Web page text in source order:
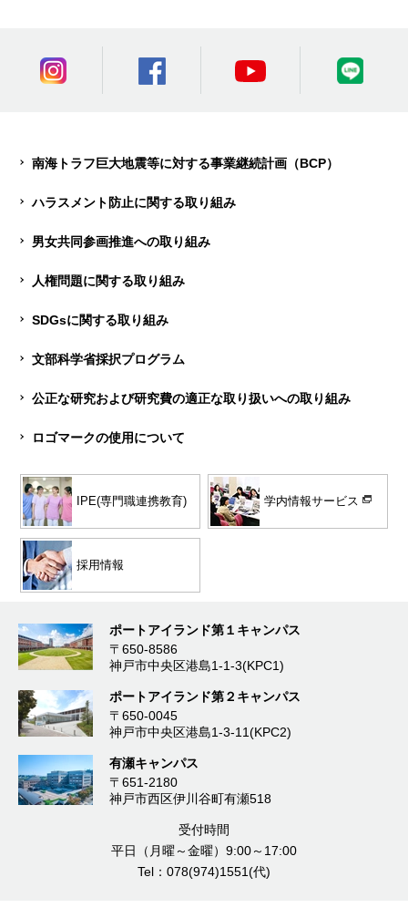
南海トラフ巨大地震等に対する事業継続計画（BCP）
ハラスメント防止に関する取り組み
男女共同参画推進への取り組み
人権問題に関する取り組み
SDGsに関する取り組み
文部科学省採択プログラム
公正な研究および研究費の適正な取り扱いへの取り組み
ロゴマークの使用について
IPE(専門職連携教育) 学内情報サービス
採用情報
ポートアイランド第１キャンパス
〒650-8586
神戸市中央区港島1-1-3(KPC1)
ポートアイランド第２キャンパス
〒650-0045
神戸市中央区港島1-3-11(KPC2)
有瀬キャンパス
〒651-2180
神戸市西区伊川谷町有瀬518
受付時間
平日（月曜～金曜）9:00～17:00
Tel：078(974)1551(代)